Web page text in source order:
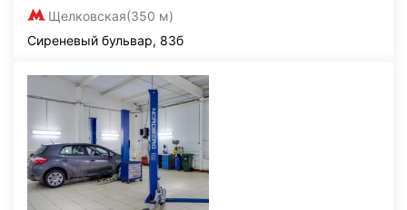
Щелковская(350 м)
Сиреневый бульвар, 83б